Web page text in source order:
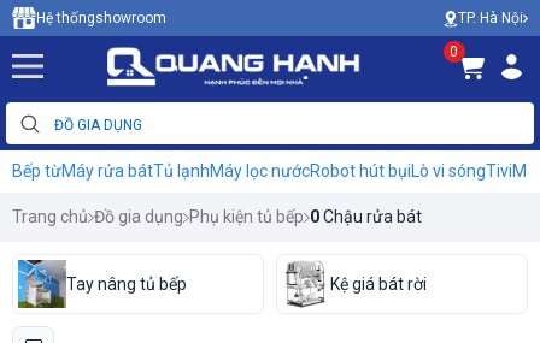
Hệ thốngshowroom TP. Hà Nội
0
Bếp từMáy rửa bátTủ lạnhMáy lọc nướcRobot hút bụiLò vi sóngTivi
Trang chủ Đồ gia dụng Phụ kiện tủ bếp 0Chậu rửa bát
Tay nâng tủ bếp Kệ giá bát rời